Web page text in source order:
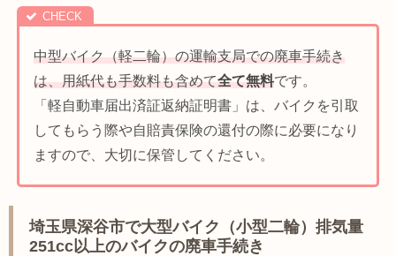
中型バイク（軽二輪）の運輸支局での廃車手続き
は、用紙代も手数料も含めて全て無料です。
「軽自動車届出済証返納証明書」は、バイクを引取
してもらう際や自賠責保険の還付の際に必要になり
ますので、大切に保管してください。
埼玉県深谷市で大型バイク（小型二輪）排気量
251cc以上のバイクの廃車手続き